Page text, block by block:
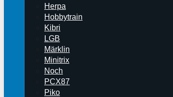
Herpa
Hobbytrain
Kibri
LGB
Märklin
Minitrix
Noch
PCX87
Piko